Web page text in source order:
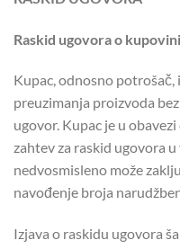
Raskid ugovora o
Kupac, odnosno potrošač,
preuzimanja proizvoda
ugovor. Kupac je u
zahtev za raskid ugovora
nedvosmisleno može
navođenje broja
Izjava o raskidu ugovora